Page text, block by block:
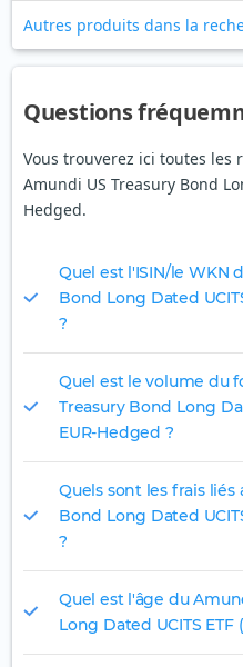
Autres produits dans la
Questions
Vous trouverez ici toutes les
Amundi US Treasury Bond
Hedged.
Quel est l'ISIN/le WKN
Bond Long Dated
?
Quel est le volume du
Treasury Bond Long
EUR-Hedged ?
Quels sont les frais liés
Bond Long Dated
?
Quel est l'âge du
Long Dated UCITS